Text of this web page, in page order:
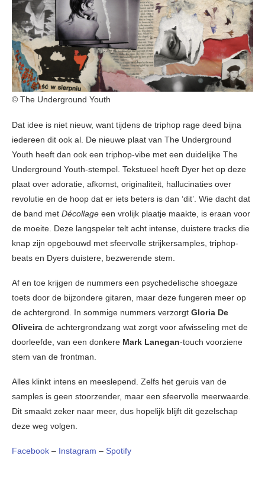
© The Underground Youth
Dat idee is niet nieuw, want tijdens de triphop rage deed bijna
iedereen dit ook al. De nieuwe plaat van The Underground
Youth heeft dan ook een triphop-vibe met een duidelijke The
Underground Youth-stempel. Tekstueel heeft Dyer het op deze
plaat over adoratie, afkomst, originaliteit, hallucinaties over
revolutie en de hoop dat er iets beters is dan ‘dit’. Wie dacht dat
de band met Décollage een vrolijk plaatje maakte, is eraan voor
de moeite. Deze langspeler telt acht intense, duistere tracks die
knap zijn opgebouwd met sfeervolle strijkersamples, triphop-
beats en Dyers duistere, bezwerende stem.
Af en toe krijgen de nummers een psychedelische shoegaze
toets door de bijzondere gitaren, maar deze fungeren meer op
de achtergrond. In sommige nummers verzorgt Gloria De
Oliveira de achtergrondzang wat zorgt voor afwisseling met de
doorleefde, van een donkere Mark Lanegan-touch voorziene
stem van de frontman.
Alles klinkt intens en meeslepend. Zelfs het geruis van de
samples is geen stoorzender, maar een sfeervolle meerwaarde.
Dit smaakt zeker naar meer, dus hopelijk blijft dit gezelschap
deze weg volgen.
Facebook – Instagram – Spotify